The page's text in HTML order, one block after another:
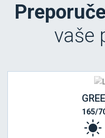
vaše
165/